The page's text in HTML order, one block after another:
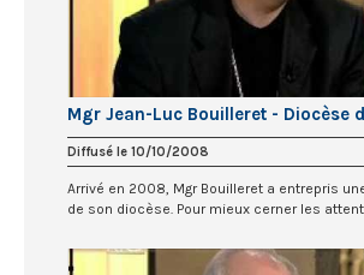
Mgr Jean-Luc Bouilleret - Diocèse
Diffusé le 10/10/2008
Arrivé en 2008, Mgr Bouilleret a entrepris
de son diocèse. Pour mieux cerner les